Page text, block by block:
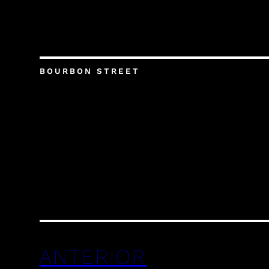
BOURBON STREET
ANTERIOR